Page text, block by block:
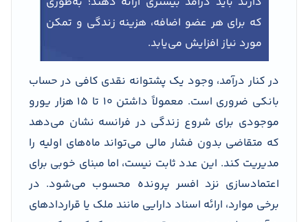
که برای هر عضو اضافه، هزینه زندگی و تمکن
مورد نیاز افزایش می‌یابد.
در کنار درآمد، وجود یک پشتوانه نقدی کافی در حساب
بانکی ضروری است. معمولاً داشتن ۱۰ تا ۱۵ هزار یورو
موجودی برای شروع زندگی در فرانسه نشان می‌دهد
که متقاضی بدون فشار مالی می‌تواند ماه‌های اولیه را
مدیریت کند. این عدد ثابت نیست، اما مبنای خوبی برای
اعتمادسازی نزد افسر پرونده محسوب می‌شود. در
برخی موارد، ارائه اسناد دارایی مانند ملک یا قراردادهای